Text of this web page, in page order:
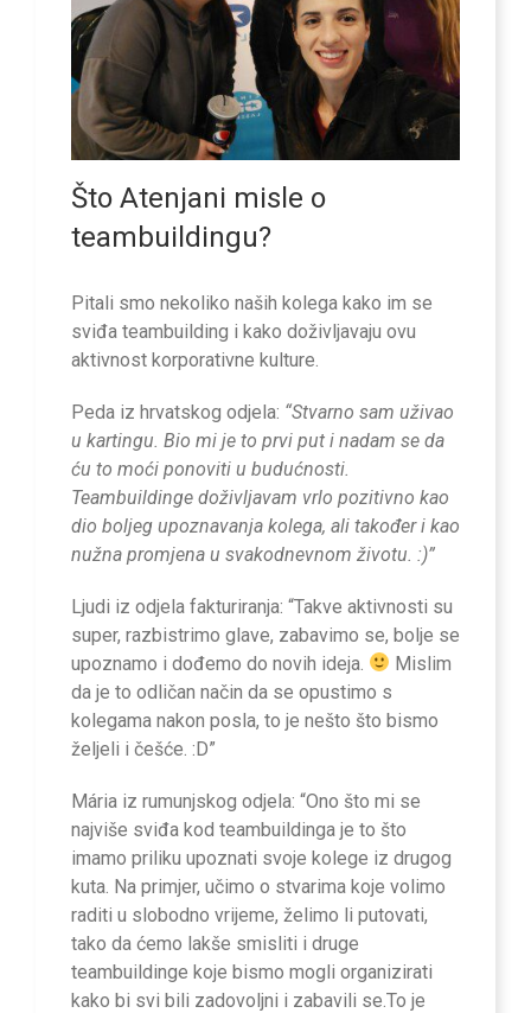
Što Atenjani misle o
teambuildingu?
Pitali smo nekoliko naših kolega kako im se
sviđa teambuilding i kako doživljavaju ovu
aktivnost korporativne kulture.
Peda iz hrvatskog odjela: “Stvarno sam uživao
u kartingu. Bio mi je to prvi put i nadam se da
ću to moći ponoviti u budućnosti.
Teambuildinge doživljavam vrlo pozitivno kao
dio boljeg upoznavanja kolega, ali također i kao
nužna promjena u svakodnevnom životu. :)”
Ljudi iz odjela fakturiranja: “Takve aktivnosti su
super, razbistrimo glave, zabavimo se, bolje se
upoznamo i dođemo do novih ideja.
Mislim
da je to odličan način da se opustimo s
kolegama nakon posla, to je nešto što bismo
željeli i češće. :D”
Mária iz rumunjskog odjela: “Ono što mi se
najviše sviđa kod teambuildinga je to što
imamo priliku upoznati svoje kolege iz drugog
kuta. Na primjer, učimo o stvarima koje volimo
raditi u slobodno vrijeme, želimo li putovati,
tako da ćemo lakše smisliti i druge
teambuildinge koje bismo mogli organizirati
kako bi svi bili zadovoljni i zabavili se.To je